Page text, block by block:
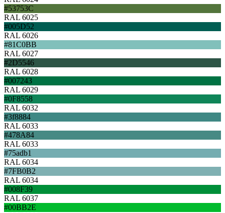
#53753C
RAL 6025
#005D52
RAL 6026
#81C0BB
RAL 6027
#2D5546
RAL 6028
#007243
RAL 6029
#0F8558
RAL 6032
#3f8884
RAL 6033
#478A84
RAL 6033
#75adb1
RAL 6034
#7FB0B2
RAL 6034
#008F39
RAL 6037
#00BB2E